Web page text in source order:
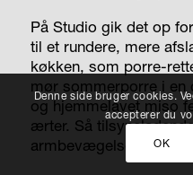
På Studio gik det op
til et rundere, mere
køkken, som porre-
mør sommerporre i en
og hjemmelavet miso
ærter. Så
armbevægelser. Og så
Denne side bruger cookies.
accepterer du
OK